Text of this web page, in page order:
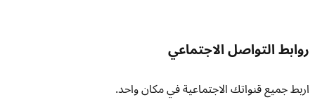
روابط التواصل الاجتماعي
اربط جميع قنواتك الاجتماعية في مكان واحد.